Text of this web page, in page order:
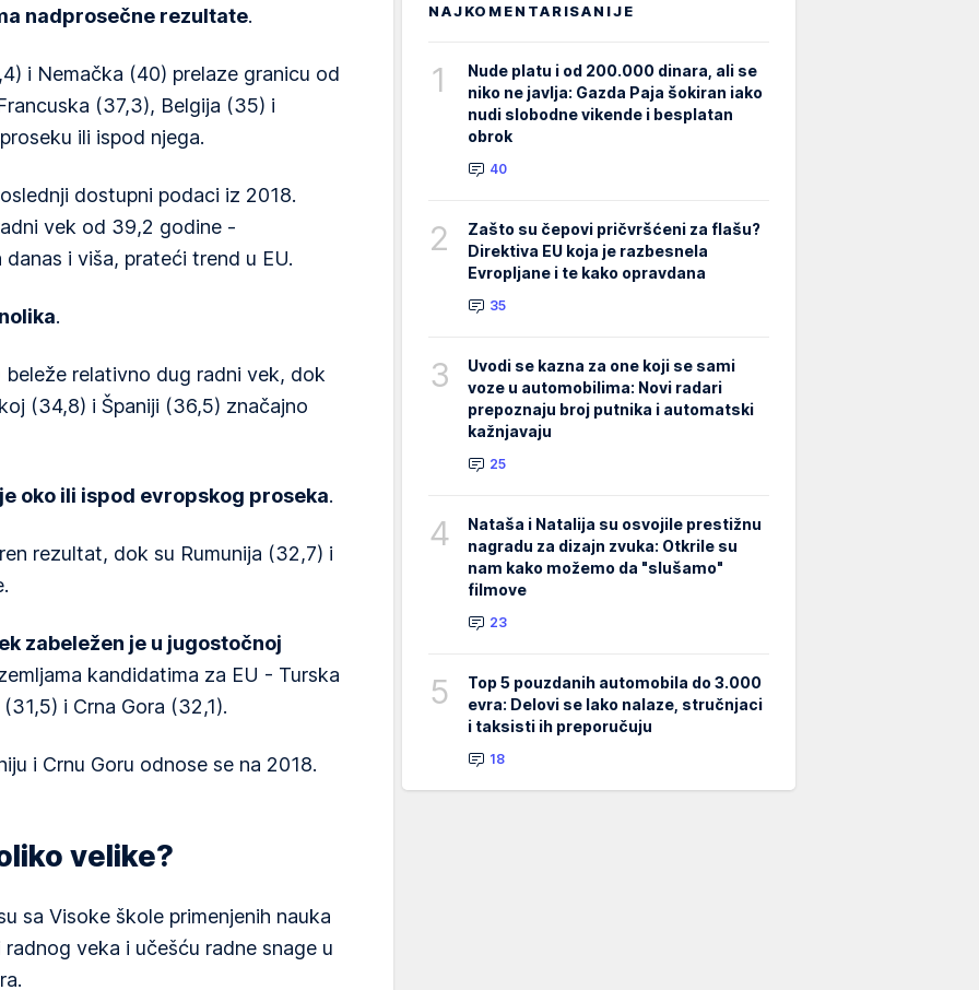
nadprosečne rezultate.
i Nemačka (40) prelaze granicu od
(37,3), Belgija (35) i
ili ispod njega.
dostupni podaci iz 2018.
vek od 39,2 godine -
i viša, prateći trend u EU.
.
relativno dug radni vek, dok
(34,8) i Španiji (36,5) značajno
oko ili ispod evropskog proseka.
rezultat, dok su Rumunija (32,7) i
zabeležen je u jugostočnoj
kandidatima za EU - Turska
i Crna Gora (32,1).
i Crnu Goru odnose se na 2018.
velike?
sa Visoke škole primenjenih nauka
veka i učešću radne snage u
NAJKOMENTARISANIJE
1
Nude platu i od 200.000 dinara, ali se
niko ne javlja: Gazda Paja šokiran iako
nudi slobodne vikende i besplatan
obrok
40
2
Zašto su čepovi pričvršćeni za flašu?
Direktiva EU koja je razbesnela
Evropljane i te kako opravdana
35
3
Uvodi se kazna za one koji se sami
voze u automobilima: Novi radari
prepoznaju broj putnika i automatski
kažnjavaju
25
4
Nataša i Natalija su osvojile prestižnu
nagradu za dizajn zvuka: Otkrile su
nam kako možemo da "slušamo"
filmove
23
5
Top 5 pouzdanih automobila do 3.000
evra: Delovi se lako nalaze, stručnjaci
i taksisti ih preporučuju
18